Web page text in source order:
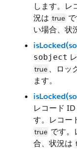
します。レ
況は true
い場合、状
sobject
true 、ロッ
ます。
レコード
す。レコー
true です。
合、状況は